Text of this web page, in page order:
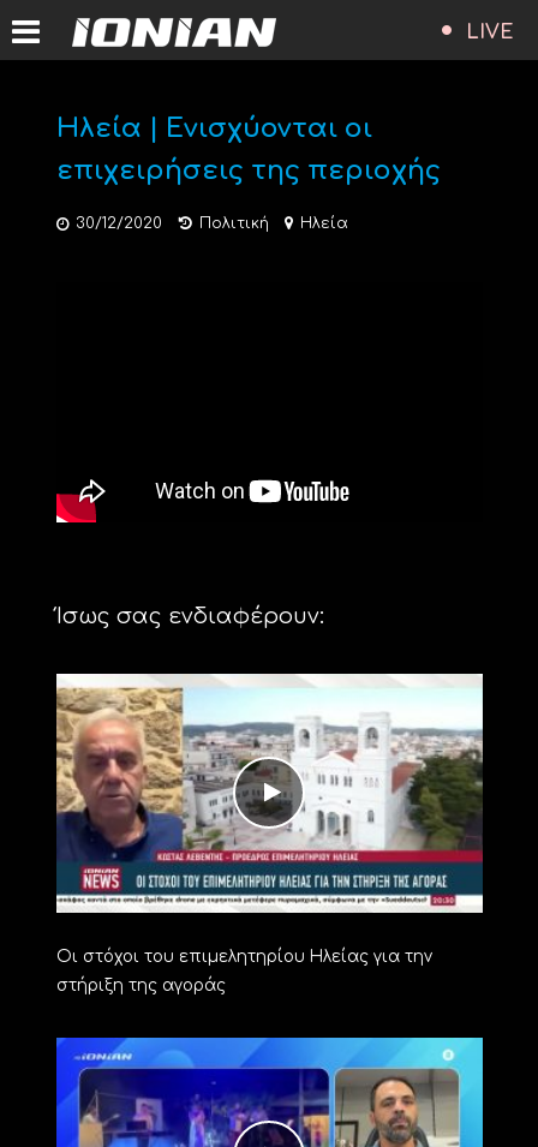
LIVE
Ηλεία | Ενισχύονται οι
επιχειρήσεις της περιοχής
30/12/2020 Πολιτική Ηλεία
Ίσως σας ενδιαφέρουν:
Οι στόχοι του επιμελητηρίου Ηλείας για την
στήριξη της αγοράς